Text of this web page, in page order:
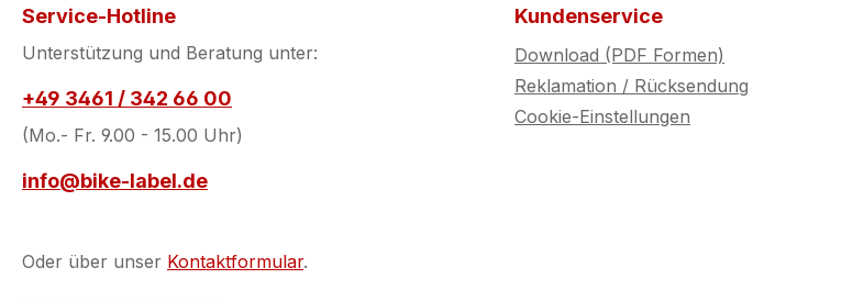
Waschstraße zuverlässig
bleiben. Ideal für alle, die
Wert auf erstklassigen
Schutz, Qualität und ein
Service-Hotline
Unterstützung und Beratung unter:
+49 3461 / 342 66 00
(Mo.- Fr. 9.00 - 15.00 Uhr)
info@bike-label.de
Oder über unser Kontaktformular.
Kundenservice
Download (PDF Formen)
Reklamation / Rücksendung
Cookie-Einstellungen